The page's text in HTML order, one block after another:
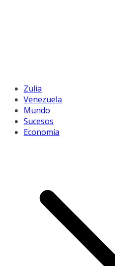
Zulia
Venezuela
Mundo
Sucesos
Economía